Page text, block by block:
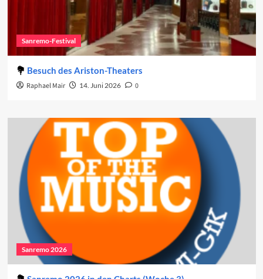
Sanremo-Festival
Besuch des Ariston-Theaters
Raphael Mair 14. Juni 2026 0
Sanremo 2026